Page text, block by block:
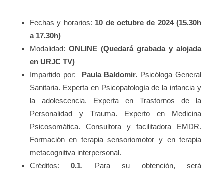
Fechas y horarios: 10 de octubre de 2024 (15.30h
a 17.30h)
Modalidad: ONLINE (Quedará grabada y alojada
en URJC TV)
Impartido por: Paula Baldomir. Psicóloga General
Sanitaria. Experta en Psicopatología de la infancia y
la adolescencia. Experta en Trastornos de la
Personalidad y Trauma. Experto en Medicina
Psicosomática. Consultora y facilitadora EMDR.
Formación en terapia sensoriomotor y en terapia
metacognitiva interpersonal.
Créditos: 0.1. Para su obtención, será